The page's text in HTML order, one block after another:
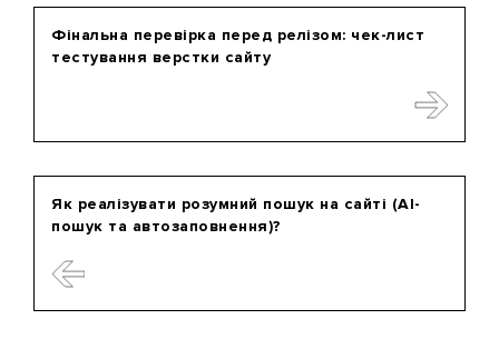
Як реалізувати розумний пошук на сайті (AI-
пошук та автозаповнення)?
Фінальна перевірка перед релізом: чек-лист
тестування верстки сайту